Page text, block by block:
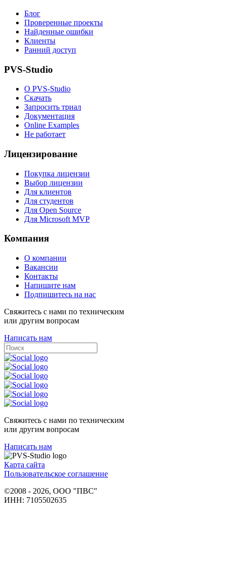
Блог
Проверенные проекты
Найденные ошибки
Клиенты
Ранний доступ
PVS-Studio
О PVS-Studio
Скачать
Запросить триал
Документация
Online Examples
Не работает
Лицензирование
Покупка лицензии
Выбор лицензии
Для клиентов
Для студентов
Для Open Source
Для Microsoft MVP
Компания
О компании
Вакансии
Контакты
Напишите нам
Подпишитесь на нас
Свяжитесь с нами по техническим
или другим вопросам
Написать нам
Свяжитесь с нами по техническим
или другим вопросам
Написать нам
Карта сайта
Пользовательское соглашение
©2008 - 2026, ООО "ПВС"
ИНН: 7105502635